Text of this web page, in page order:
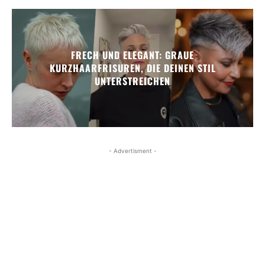
FRECH UND ELEGANT: GRAUE
KURZHAARFRISUREN, DIE DEINEN STIL
UNTERSTREICHEN
- Advertisment -